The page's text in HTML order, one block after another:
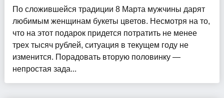
По сложившейся традиции 8 Марта мужчины дарят
любимым женщинам букеты цветов. Несмотря на то,
что на этот подарок придется потратить не менее
трех тысяч рублей, ситуация в текущем году не
изменится. Порадовать вторую половинку —
непростая зада...